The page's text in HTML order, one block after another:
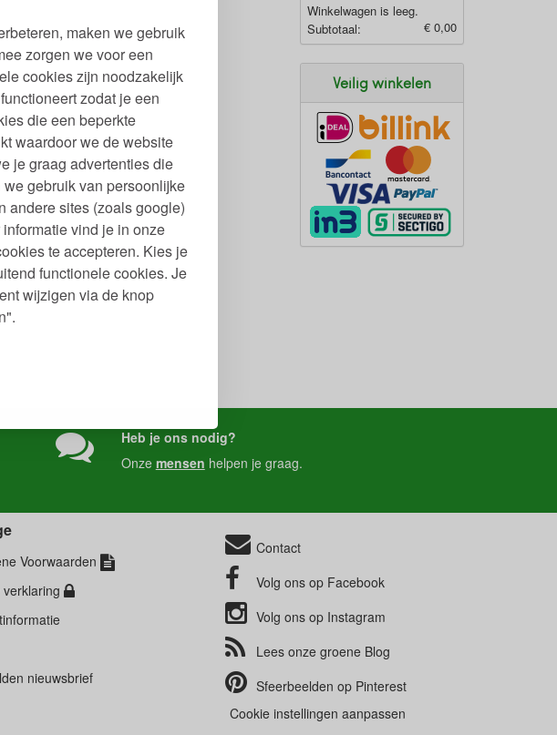
maken we gebruik
zorgen we voor een
cookies zijn noodzakelijk
zodat je een
die een beperkte
waardoor we de website
je graag advertenties die
gebruik van persoonlijke
andere sites (zoals google)
vind je in onze
te accepteren. Kies je
functionele cookies. Je
wijzigen via de knop
Winkelwagen is leeg.
Subtotaal:
€ 0,00
Veilig winkelen
Heb je ons nodig?
Onze mensen helpen je graag.
Voorwaarden
verklaring
nieuwsbrief
Contact
Volg ons op Facebook
Volg ons op Instagram
Lees onze groene Blog
Sfeerbeelden op Pinterest
Cookie instellingen aanpassen